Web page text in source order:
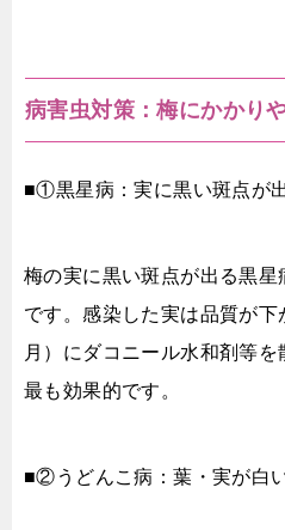
病害虫対策：梅にかかり
■①黒星病：実に黒い斑点が
梅の実に黒い斑点が出る黒
です。感染した実は品質が
月）にダコニール水和剤等
最も効果的です。
■②うどんこ病：葉・実が白